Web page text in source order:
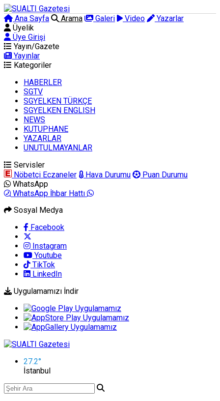
Ana Sayfa Arama Galeri Video
Yazarlar
Üyelik
Üye Girişi
Yayın/Gazete
Yayınlar
Kategoriler
HABERLER
SGTV
SGYELKEN TÜRKÇE
SGYELKEN ENGLISH
NEWS
KUTUPHANE
YAZARLAR
UNUTULMAYANLAR
Servisler
Nöbetçi Eczaneler
Hava Durumu
Puan Durumu
WhatsApp
WhatsApp İhbar Hattı
Sosyal Medya
Facebook
Instagram
Youtube
TikTok
LinkedIn
Uygulamamızı İndir
27.2°
İstanbul